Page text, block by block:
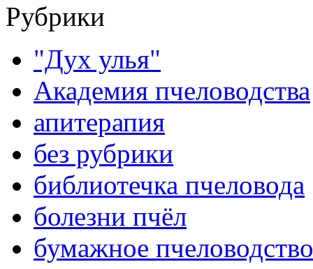
Рубрики
"Дух улья"
Академия пчеловодства
апитерапия
без рубрики
библиотечка пчеловода
болезни пчёл
бумажное пчеловодство